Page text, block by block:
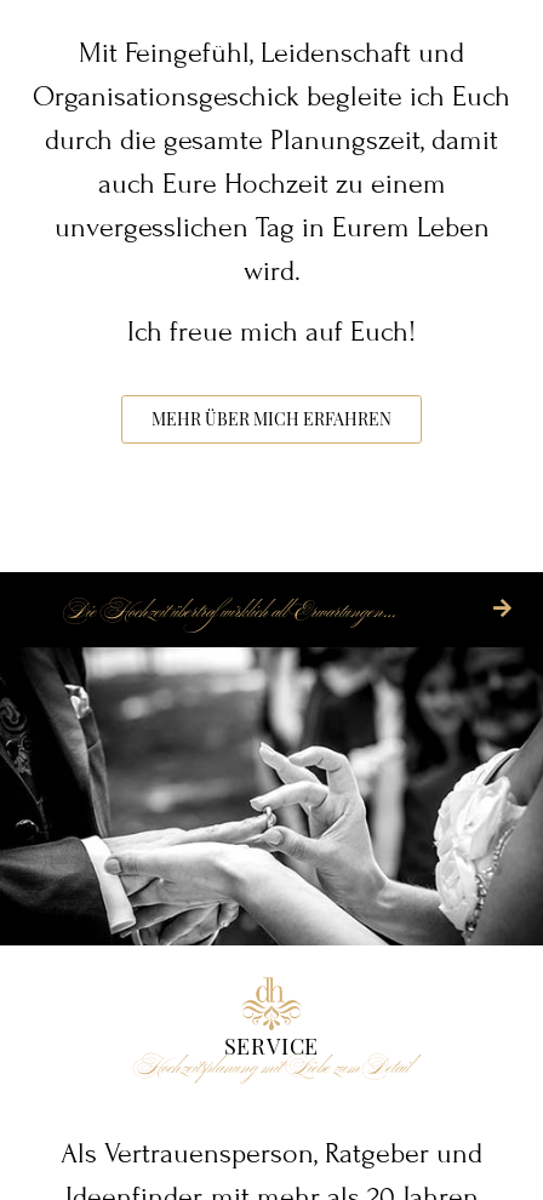
Mit Feingefühl, Leidenschaft und
Organisationsgeschick begleite ich Euch
durch die gesamte Planungszeit, damit
auch Eure Hochzeit zu einem
unvergesslichen Tag in Eurem Leben
wird.
Ich freue mich auf Euch!
MEHR ÜBER MICH ERFAHREN
Die Hochzeit übertraf wirklich all Erwartungen…
SERVICE
Hochzeitsplanung mit Liebe zum Detail
Als Vertrauensperson, Ratgeber und